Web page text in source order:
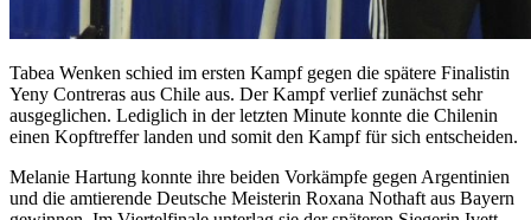
Tabea Wenken schied im ersten Kampf gegen die spätere Finalistin
Yeny Contreras aus Chile aus. Der Kampf verlief zunächst sehr
ausgeglichen. Lediglich in der letzten Minute konnte die Chilenin
einen Kopftreffer landen und somit den Kampf für sich entscheiden.
Melanie Hartung konnte ihre beiden Vorkämpfe gegen Argentinien
und die amtierende Deutsche Meisterin Roxana Nothaft aus Bayern